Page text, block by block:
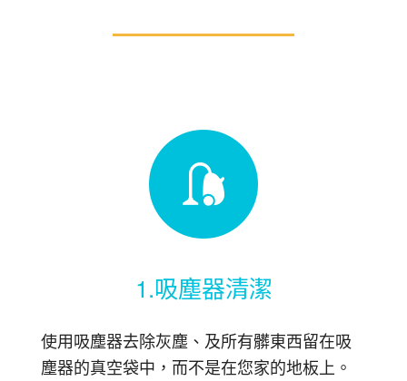
1.吸塵器清潔
使用吸塵器去除灰塵、及所有髒東西留在吸
塵器的真空袋中，而不是在您家的地板上。